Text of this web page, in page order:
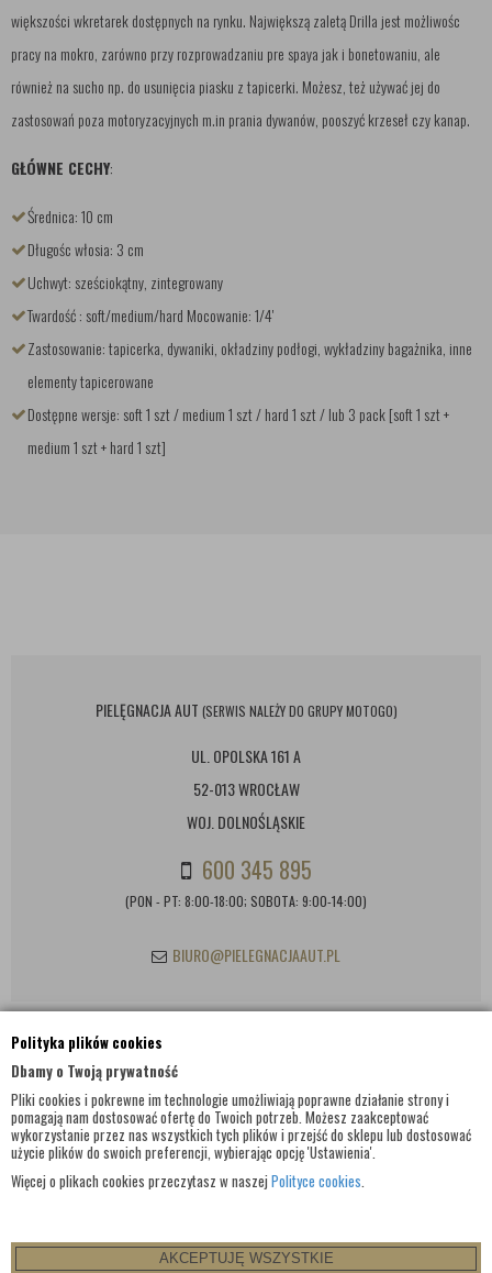
Polityka plików cookies
Dbamy o Twoją prywatność
Pliki cookies i pokrewne im technologie umożliwiają poprawne działanie strony i
pomagają nam dostosować ofertę do Twoich potrzeb. Możesz zaakceptować
wykorzystanie przez nas wszystkich tych plików i przejść do sklepu lub dostosować
użycie plików do swoich preferencji, wybierając opcję 'Ustawienia'.
Więcej o plikach cookies przeczytasz w naszej Polityce cookies.
AKCEPTUJĘ WSZYSTKIE
większości wkretarek dostępnych na rynku. Największą zaletą Drilla jest możliwośc
pracy na mokro, zarówno przy rozprowadzaniu pre spaya jak i bonetowaniu, ale
również na sucho np. do usunięcia piasku z tapicerki. Możesz, też używać jej do
zastosowań poza motoryzacyjnych m.in prania dywanów, pooszyć krzeseł czy kanap.
GŁÓWNE CECHY:
Średnica: 10 cm
Długośc włosia: 3 cm
Uchwyt: sześciokątny, zintegrowany
Twardość : soft/medium/hard Mocowanie: 1/4'
Zastosowanie: tapicerka, dywaniki, okładziny podłogi, wykładziny bagażnika, inne
elementy tapicerowane
Dostępne wersje: soft 1 szt / medium 1 szt / hard 1 szt / lub 3 pack [soft 1 szt +
medium 1 szt + hard 1 szt]
PIELĘGNACJA AUT (SERWIS NALEŻY DO GRUPY MOTOGO)
UL. OPOLSKA 161 A
52-013 WROCŁAW
WOJ. DOLNOŚLĄSKIE
600 345 895
(PON - PT: 8:00-18:00; SOBOTA: 9:00-14:00)
BIURO@PIELEGNACJAAUT.PL
INFORMACJE KONTAKTOWE